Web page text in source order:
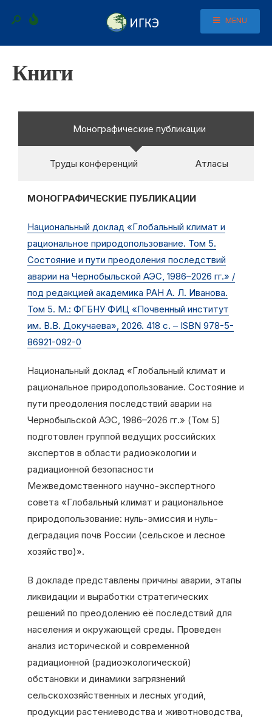
MENU
Книги
Монографические публикации
Труды конференций Атласы
МОНОГРАФИЧЕСКИЕ ПУБЛИКАЦИИ
Национальный доклад «Глобальный климат и
рациональное природопользование. Том 5.
Состояние и пути преодоления последствий
аварии на Чернобыльской АЭС, 1986–2026 гг.» /
под редакцией академика РАН А. Л. Иванова.
Том 5. М.: ФГБНУ ФИЦ «Почвенный институт
им. В.В. Докучаева», 2026. 418 с. – ISBN 978-5-
86921-092-0
Национальный доклад «Глобальный климат и
рациональное природопользование. Состояние и
пути преодоления последствий аварии на
Чернобыльской АЭС, 1986–2026 гг.» (Том 5)
подготовлен группой ведущих российских
экспертов в области радиоэкологии и
радиационной безопасности
Межведомственного научно-экспертного
совета «Глобальный климат и рациональное
природопользование: нуль-эмиссия и нуль-
деградация почв России (сельское и лесное
хозяйство)».
В докладе представлены причины аварии, этапы
ликвидации и выработки стратегических
решений по преодолению её последствий для
населения и окружающей среды. Проведен
анализ исторической и современной
радиационной (радиоэкологической)
обстановки и динамики загрязнений
сельскохозяйственных и лесных угодий,
продукции растениеводства и животноводства,